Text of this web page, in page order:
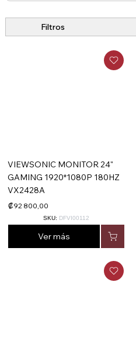
VIEWSONIC MONITOR 24"
GAMING 1920*1080P 180HZ
VX2428A
₡92 800,00
Ver más
SKU: DFVI00112
Filtros